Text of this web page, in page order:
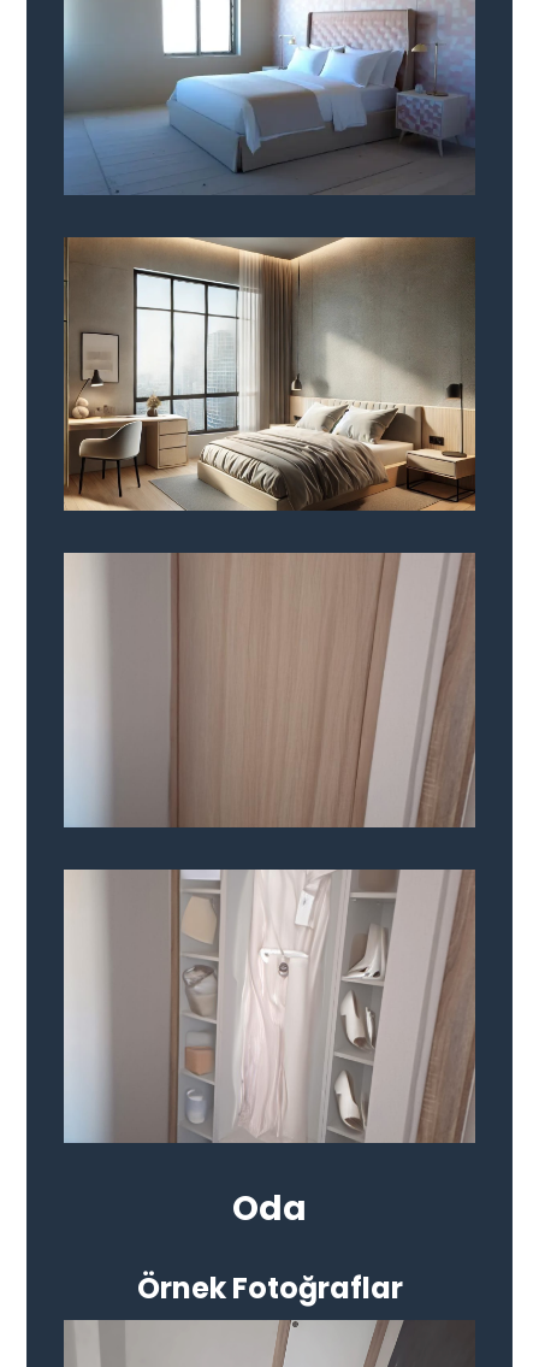
Oda
Örnek Fotoğraflar